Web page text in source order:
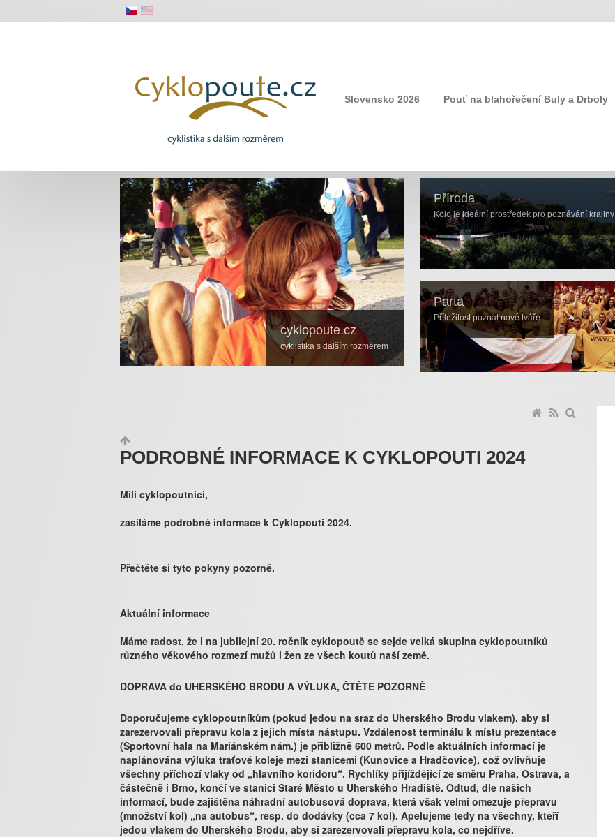
Slovensko 2026 Pouť na blahořečení Buly a Drboly
cyklopoute.cz
cyklistika s dalším rozměrem
Příroda
Kolo je ideální prostředek pro poznávání krajiny
Parta
Příležitost poznat nové tváře
PODROBNÉ INFORMACE K CYKLOPOUTI 2024
Milí cyklopoutníci,
zasíláme podrobné informace k Cyklopouti 2024.
Přečtěte si tyto pokyny pozorně.
Aktuální informace
Máme radost, že i na jubilejní 20. ročník cyklopoutě se sejde velká skupina cyklopoutníků
různého věkového rozmezí mužů i žen ze všech koutů naší země.
DOPRAVA do UHERSKÉHO BRODU A VÝLUKA, ČTĚTE POZORNĚ
Doporučujeme cyklopoutníkům (pokud jedou na sraz do Uherského Brodu vlakem), aby si
zarezervovali přepravu kola z jejich místa nástupu. Vzdálenost terminálu k místu prezentace
(Sportovní hala na Mariánském nám.) je přibližně 600 metrů. Podle aktuálních informací je
naplánována výluka traťové koleje mezi stanicemi (Kunovice a Hradčovice), což ovlivňuje
všechny příchozí vlaky od „hlavního koridoru“. Rychlíky přijíždějící ze směru Praha, Ostrava, a
částečně i Brno, končí ve stanici Staré Město u Uherského Hradiště. Odtud, dle našich
informací, bude zajištěna náhradní autobusová doprava, která však velmi omezuje přepravu
(množství kol) „na autobus“, resp. do dodávky (cca 7 kol). Apelujeme tedy na všechny, kteří
jedou vlakem do Uherského Brodu, aby si zarezervovali přepravu kola, co nejdříve.